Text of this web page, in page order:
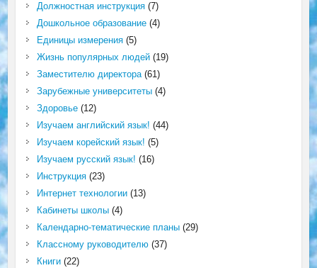
Должностная инструкция(7)
Дошкольное образование(4)
Единицы измерения(5)
Жизнь популярных людей(19)
Заместителю директора(61)
Зарубежные университеты(4)
Здоровье(12)
Изучаем английский язык! (44)
Изучаем корейский язык! (5)
Изучаем русский язык! (16)
Инструкция(23)
Интернет технологии(13)
Кабинеты школы(4)
Календарно-тематические планы(29)
Классному руководителю(37)
Книги(22)